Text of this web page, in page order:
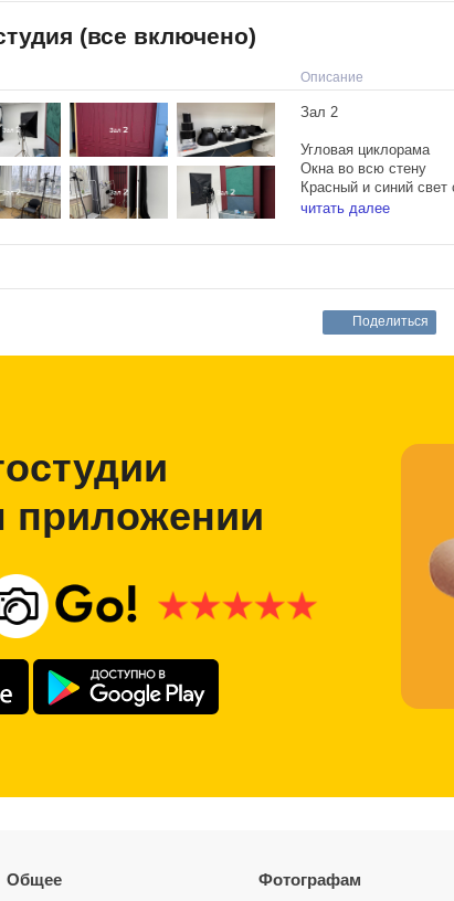
(все включено)
Описание
Зал 2
Угловая циклорама
Окна во всю стену
Красный и синий свет
Отпариватель
3 постоянных
Световые фильтры
2 флага
️ПОСЕЩЕНИЕ ЗАЛА
Для использования
подошву малярным
В стоимость услуги
Постоянный свет,
УСПЕВАЙТЕ
НАПИШИТЕ НАМ
Аренда студии
Успевайте
читать далее
Поделиться
приложении
Фотографам
Общее